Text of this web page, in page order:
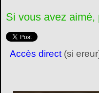
Si vous avez aimé,
Accès direct(si